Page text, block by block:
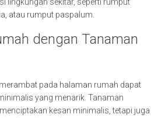
atau rumput paspalum.
dengan Tanaman
pada halaman rumah dapat
yang menarik. Tanaman
kesan minimalis, tetapi juga